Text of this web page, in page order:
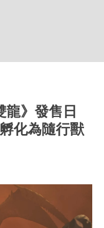
龍》發售日
化為隨行獸